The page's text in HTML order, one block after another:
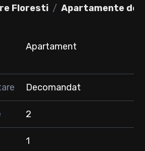
Floresti Apartamente de
mobilat și utilat complet .
parcare
sau vizionări, contactati-ne!
Apartament
Decomandat
2
1